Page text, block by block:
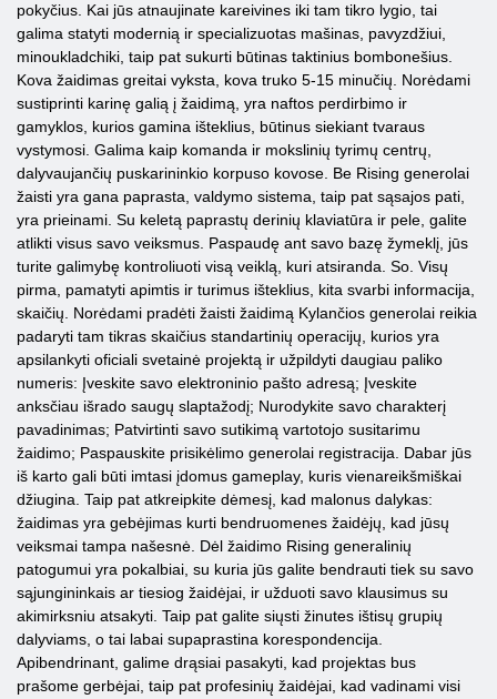
pokyčius. Kai jūs atnaujinate kareivines iki tam tikro lygio, tai
galima statyti modernią ir specializuotas mašinas, pavyzdžiui,
minoukladchiki, taip pat sukurti būtinas taktinius bombonešius.
Kova žaidimas greitai vyksta, kova truko 5-15 minučių. Norėdami
sustiprinti karinę galią į žaidimą, yra naftos perdirbimo ir
gamyklos, kurios gamina išteklius, būtinus siekiant tvaraus
vystymosi. Galima kaip komanda ir mokslinių tyrimų centrų,
dalyvaujančių puskarininkio korpuso kovose. Be Rising generolai
žaisti yra gana paprasta, valdymo sistema, taip pat sąsajos pati,
yra prieinami. Su keletą paprastų derinių klaviatūra ir pele, galite
atlikti visus savo veiksmus. Paspaudę ant savo bazę žymeklį, jūs
turite galimybę kontroliuoti visą veiklą, kuri atsiranda. So. Visų
pirma, pamatyti apimtis ir turimus išteklius, kita svarbi informacija,
skaičių. Norėdami pradėti žaisti žaidimą Kylančios generolai reikia
padaryti tam tikras skaičius standartinių operacijų, kurios yra
apsilankyti oficiali svetainė projektą ir užpildyti daugiau paliko
numeris: Įveskite savo elektroninio pašto adresą; Įveskite
anksčiau išrado saugų slaptažodį; Nurodykite savo charakterį
pavadinimas; Patvirtinti savo sutikimą vartotojo susitarimu
žaidimo; Paspauskite prisikėlimo generolai registracija. Dabar jūs
iš karto gali būti imtasi įdomus gameplay, kuris vienareikšmiškai
džiugina. Taip pat atkreipkite dėmesį, kad malonus dalykas:
žaidimas yra gebėjimas kurti bendruomenes žaidėjų, kad jūsų
veiksmai tampa našesnė. Dėl žaidimo Rising generalinių
patogumui yra pokalbiai, su kuria jūs galite bendrauti tiek su savo
sąjungininkais ar tiesiog žaidėjai, ir užduoti savo klausimus su
akimirksniu atsakyti. Taip pat galite siųsti žinutes ištisų grupių
dalyviams, o tai labai supaprastina korespondencija.
Apibendrinant, galime drąsiai pasakyti, kad projektas bus
prašome gerbėjai, taip pat profesinių žaidėjai, kad vadinami visi